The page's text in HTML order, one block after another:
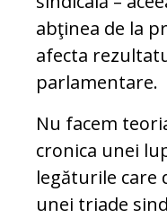
abţinea de la
afecta
parlamentare.
Nu facem
cronica unei
legăturile care
unei triade